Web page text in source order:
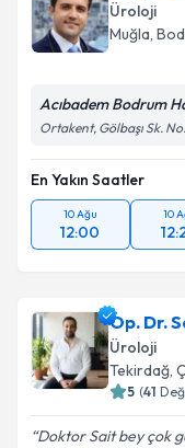
Üroloji
Muğla,
Acıbadem Bodrum
Ortakent, Gölbaşı Sk.
En Yakın Saatler
10 Ağu
12:00
10
Op. Dr.
Üroloji
Tekirdağ,
5 (41
Doktor Sait bey çok